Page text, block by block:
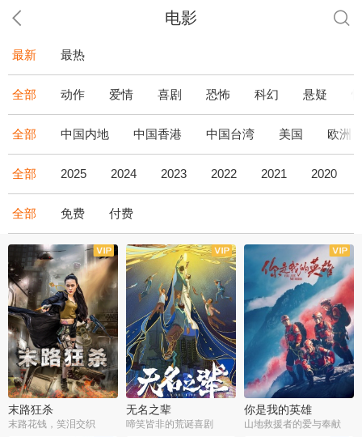
电影
最新 最热
全部 动作 爱情 喜剧 恐怖 科幻 悬疑
全部 中国内地 中国香港 中国台湾 美国 欧洲
全部 2025 2024 2023 2022 2021 2020
全部 免费 付费
末路狂杀
末路花钱，笑泪交织
无名之辈
啼笑皆非的荒诞喜剧
你是我的英雄
山地救援者的爱与奉献